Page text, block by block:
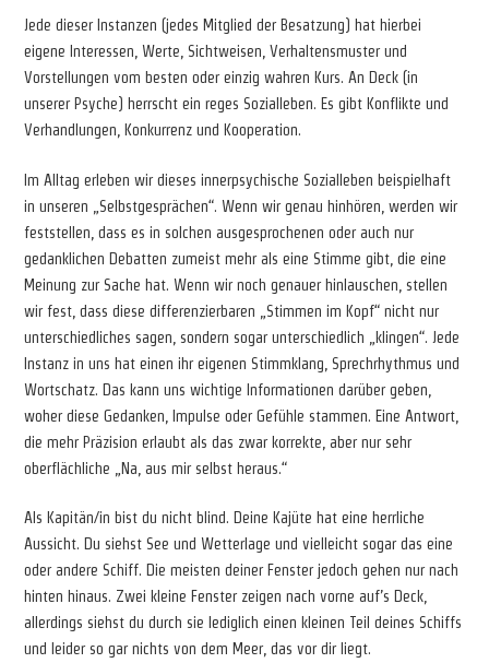
Jede dieser Instanzen (jedes Mitglied der Besatzung) hat hierbei
eigene Interessen, Werte, Sichtweisen, Verhaltensmuster und
Vorstellungen vom besten oder einzig wahren Kurs. An Deck (in
unserer Psyche) herrscht ein reges Sozialleben. Es gibt Konflikte und
Verhandlungen, Konkurrenz und Kooperation.
Im Alltag erleben wir dieses innerpsychische Sozialleben beispielhaft
in unseren „Selbstgesprächen“. Wenn wir genau hinhören, werden wir
feststellen, dass es in solchen ausgesprochenen oder auch nur
gedanklichen Debatten zumeist mehr als eine Stimme gibt, die eine
Meinung zur Sache hat. Wenn wir noch genauer hinlauschen, stellen
wir fest, dass diese differenzierbaren „Stimmen im Kopf“ nicht nur
unterschiedliches sagen, sondern sogar unterschiedlich „klingen“. Jede
Instanz in uns hat einen ihr eigenen Stimmklang, Sprechrhythmus und
Wortschatz. Das kann uns wichtige Informationen darüber geben,
woher diese Gedanken, Impulse oder Gefühle stammen. Eine Antwort,
die mehr Präzision erlaubt als das zwar korrekte, aber nur sehr
oberflächliche „Na, aus mir selbst heraus.“
Als Kapitän/in bist du nicht blind. Deine Kajüte hat eine herrliche
Aussicht. Du siehst See und Wetterlage und vielleicht sogar das eine
oder andere Schiff. Die meisten deiner Fenster jedoch gehen nur nach
hinten hinaus. Zwei kleine Fenster zeigen nach vorne auf’s Deck,
allerdings siehst du durch sie lediglich einen kleinen Teil deines Schiffs
und leider so gar nichts von dem Meer, das vor dir liegt.